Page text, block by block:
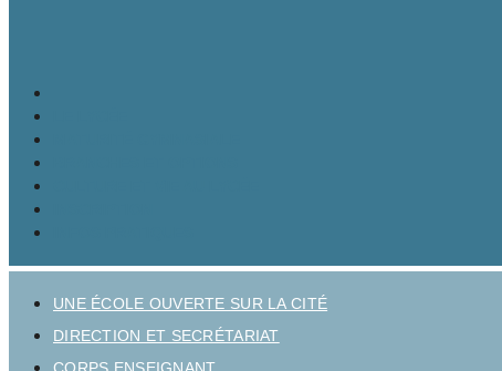
UNE ÉCOLE OUVERTE SUR LA CITÉ
DIRECTION ET SECRÉTARIAT